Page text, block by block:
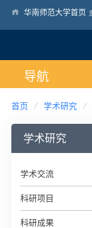
华南师范大学首页
首页 学术研究
学术研究
学术交流
科研项目
科研成果